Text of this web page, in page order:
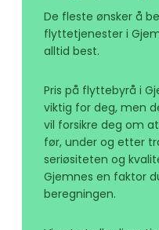
De fleste ønsker å
flyttetjenester i
alltid best.
Pris på flyttebyrå i
viktig for deg, men
vil forsikre deg om
før, under og etter
seriøsiteten og
Gjemnes en faktor
beregningen.